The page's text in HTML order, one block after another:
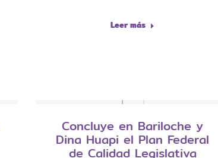
Leer más
Concluye en Bariloche y
Dina Huapi el Plan Federal
de Calidad Legislativa